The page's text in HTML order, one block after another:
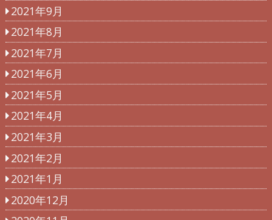
2021年9月
2021年8月
2021年7月
2021年6月
2021年5月
2021年4月
2021年3月
2021年2月
2021年1月
2020年12月